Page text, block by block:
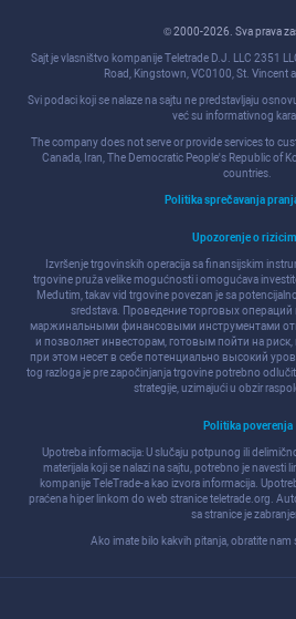
© 2000-2026. Sva prava
Sajt je vlasništvo kompanije Teletrade D.J. LLC 2351
Road, Kingstown, VC0100, St. Vincent
Svi podaci koji se nalaze na sajtu ne predstavljaju
već su informativnog
The company does not serve or provide services to
Canada, Iran, The Democratic People's Republic of
countries.
Politika sprečavanja
Upozorenje o
Izvršenje trgovinskih operacija sa finansijskim
trgovine pruža velike mogućnosti i omogućava
Međutim, takav vid trgovine povezan je sa
sredstava. Проведение торговых
маржинальными финанcовыми инcтрументами
и позволяет инвеcторам, готовым пойти на
при этом неcет в cебе потенциально выcокий
tog razloga je pre započinjanja trgovine potrebno
strategije, uzimajući u obzir
Politika poverenja
Upotreba informacija: U slučaju potpunog ili
materijala koji se nalazi na sajtu, potrebno je navesti
kompanije TeleTrade-a kao izvora informacija.
praćena hiper linkom do web stranice teletrade.org.
sa stranice je
Ako imate bilo kakvih pitanja, obratite nam